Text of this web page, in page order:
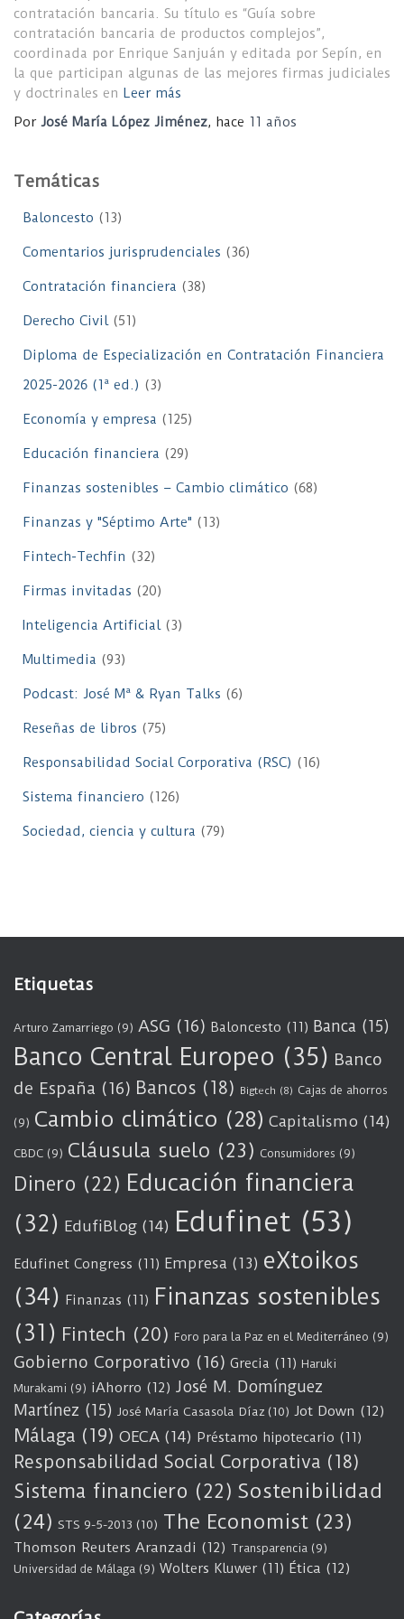
contratación bancaria. Su título es “Guía sobre
contratación bancaria de productos complejos”,
coordinada por Enrique Sanjuán y editada por Sepín, en
la que participan algunas de las mejores firmas judiciales
y doctrinales en Leer más
Por José María López Jiménez, hace 11 años
Temáticas
Baloncesto (13)
Comentarios jurisprudenciales (36)
Contratación financiera (38)
Derecho Civil(51)
Diploma de Especialización en Contratación Financiera
2025-2026 (1ª ed.) (3)
Economía y empresa (125)
Educación financiera (29)
Finanzas sostenibles – Cambio climático (68)
Finanzas y "Séptimo Arte" (13)
Fintech-Techfin (32)
Firmas invitadas (20)
Inteligencia Artificial(3)
Multimedia (93)
Podcast: José Mª & Ryan Talks (6)
Reseñas de libros (75)
Responsabilidad Social Corporativa (RSC) (16)
Sistema financiero (126)
Sociedad, ciencia y cultura (79)
Etiquetas
Arturo Zamarriego (9) ASG (16) Baloncesto (11) Banca (15)
Banco Central Europeo (35) Banco
de España (16) Bancos (18) Bigtech (8) Cajas de ahorros
(9) Cambio climático (28) Capitalismo (14)
CBDC (9) Cláusula suelo (23) Consumidores (9)
Dinero (22) Educación financiera
(32) EdufiBlog (14) Edufinet (53)
Edufinet Congress (11) Empresa (13) eXtoikos
(34) Finanzas (11) Finanzas sostenibles
(31) Fintech (20) Foro para la Paz en el Mediterráneo (9)
Gobierno Corporativo (16) Grecia (11) Haruki
Murakami (9) iAhorro (12) José M. Domínguez
Martínez (15) José María Casasola Díaz (10) Jot Down (12)
Málaga (19) OECA (14) Préstamo hipotecario (11)
Responsabilidad Social Corporativa (18)
Sistema financiero (22) Sostenibilidad
(24) STS 9-5-2013 (10) The Economist (23)
Thomson Reuters Aranzadi (12) Transparencia (9)
Universidad de Málaga (9) Wolters Kluwer (11) Ética (12)